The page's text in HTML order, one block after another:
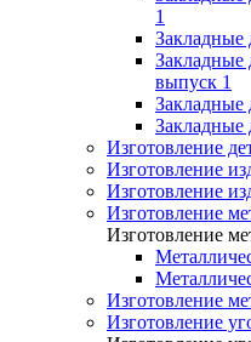
1
Закладные
Закладные
выпуск 1
Закладные
Изготовление
Изготовление
Изготовление
Изготовление
Изготовление
Изготовление
Изготовление